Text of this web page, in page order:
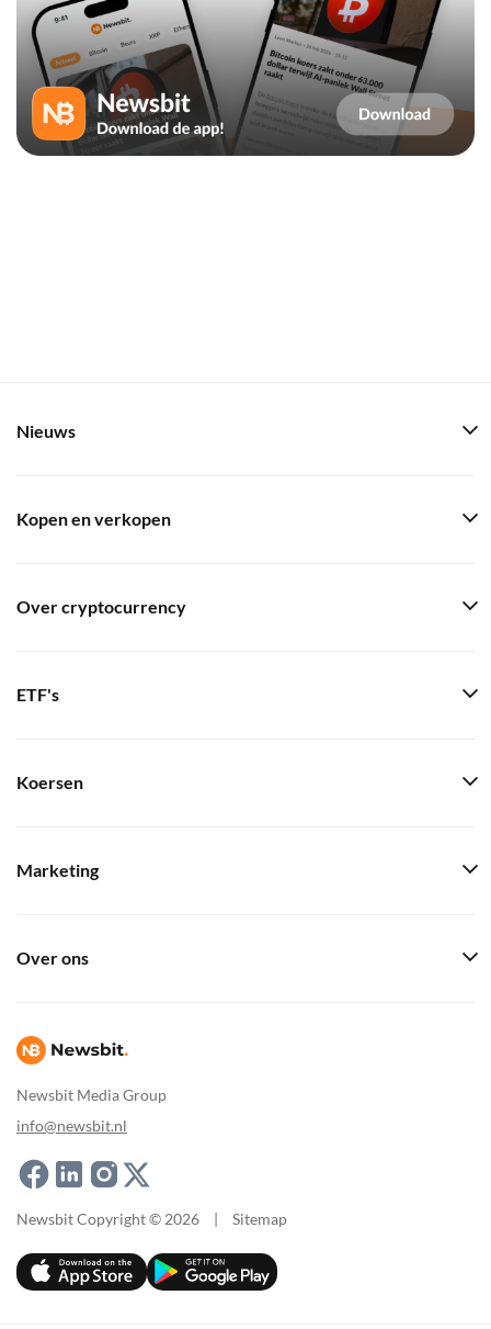
Newsbit Media Group
info@newsbit.nl
Nieuws
Kopen en verkopen
Over cryptocurrency
ETF's
Koersen
Marketing
Over ons
Newsbit Copyright © 2026 | Sitemap